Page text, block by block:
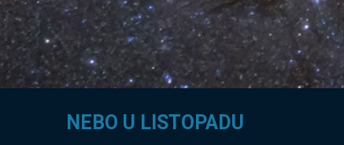
NEBO U LISTOPADU